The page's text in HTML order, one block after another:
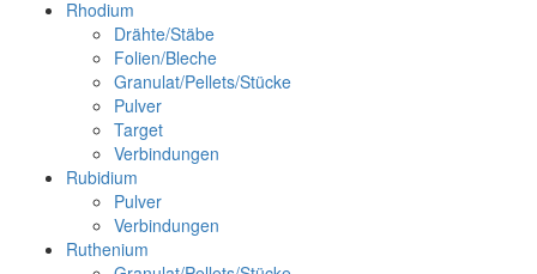
Rhodium
Drähte/Stäbe
Folien/Bleche
Granulat/Pellets/Stücke
Pulver
Target
Verbindungen
Rubidium
Pulver
Verbindungen
Ruthenium